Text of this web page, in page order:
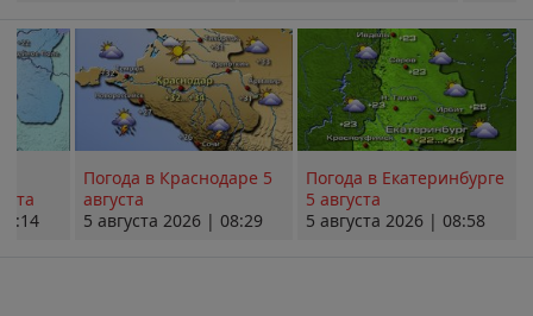
Погода в Краснодаре 5
августа
5 августа 2026 | 08:29
Погода в Екатеринбурге
5 августа
5 августа 2026 | 08:58